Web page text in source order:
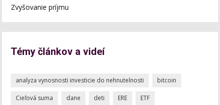
Zvyšovanie príjmu
Témy článkov a videí
analyza vynosnosti investicie do nehnutelnosti bitcoin
Cieľová suma dane deti ERE ETF